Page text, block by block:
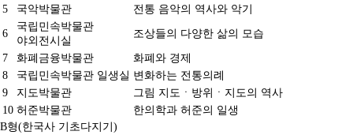
오시는길
문화유산활용
문화유산활용사업
사업실적
소개
우리가만드
는미래
사업소개
걸어온길
오시는길
문화유산활
용
문화유산활
용사업
사업실적
역사문화콘텐
역사문화교육
콘텐츠
교재/교구
살아있는 역
학년별 추천
주제별 실내
수업
학교와 함께
사회서
사회적
메인
소개
5
국악박물관 전통 음악의 역사와 악기
6
국립민속박물관
야외전시실
조상들의 다양한 삶의 모습
7 화폐금융박물관
화폐와 경제
8
국립민속박물관 일생실 변화하는 전통의례
9
지도박물관
그림 지도ㆍ방위ㆍ지도의 역사
10 허준박물관
한의학과 허준의 일생
B형(한국사 기초다지기)